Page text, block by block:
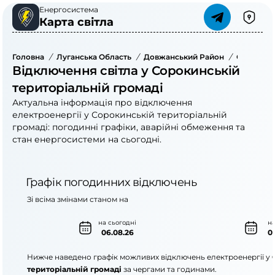
Енергосистема
Карта світла
Головна / Луганська Область / Довжанський Район /
Відключення світла у Сорокинській
територіальній громаді
Актуальна інформація про відключення
електроенергії у Сорокинській територіальній
громаді: погодинні графіки, аварійні обмеження та
стан енергосистеми на сьогодні.
Графік погодинних відключень
на сьогодні
06.08.26
Зі всіма змінами станом на
Нижче наведено графік можливих відключень електроенергії у
територіальній громаді за чергами та годинами.